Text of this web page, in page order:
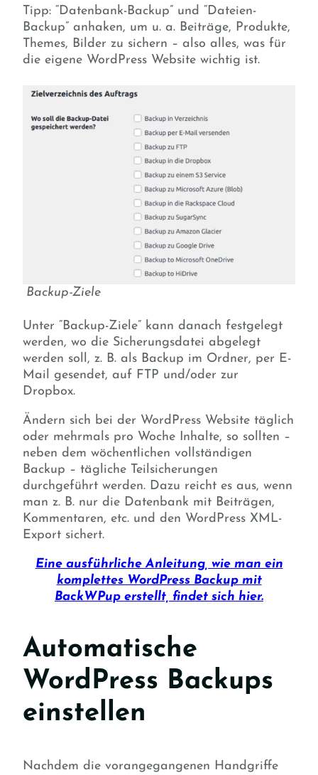
Tipp: “Datenbank-Backup” und “Dateien-
Backup” anhaken, um u. a. Beiträge, Produkte,
Themes, Bilder zu sichern – also alles, was für
die eigene WordPress Website wichtig ist.
Backup-Ziele
Unter “Backup-Ziele” kann danach festgelegt
werden, wo die Sicherungsdatei abgelegt
werden soll, z. B. als Backup im Ordner, per E-
Mail gesendet, auf FTP und/oder zur
Dropbox.
Ändern sich bei der WordPress Website täglich
oder mehrmals pro Woche Inhalte, so sollten –
neben dem wöchentlichen vollständigen
Backup – tägliche Teilsicherungen
durchgeführt werden. Dazu reicht es aus, wenn
man z. B. nur die Datenbank mit Beiträgen,
Kommentaren, etc. und den WordPress XML-
Export sichert.
Eine ausführliche Anleitung, wie man ein
komplettes WordPress Backup mit
BackWPup erstellt, findet sich hier.
Automatische
WordPress Backups
einstellen
Nachdem die vorangegangenen Handgriffe